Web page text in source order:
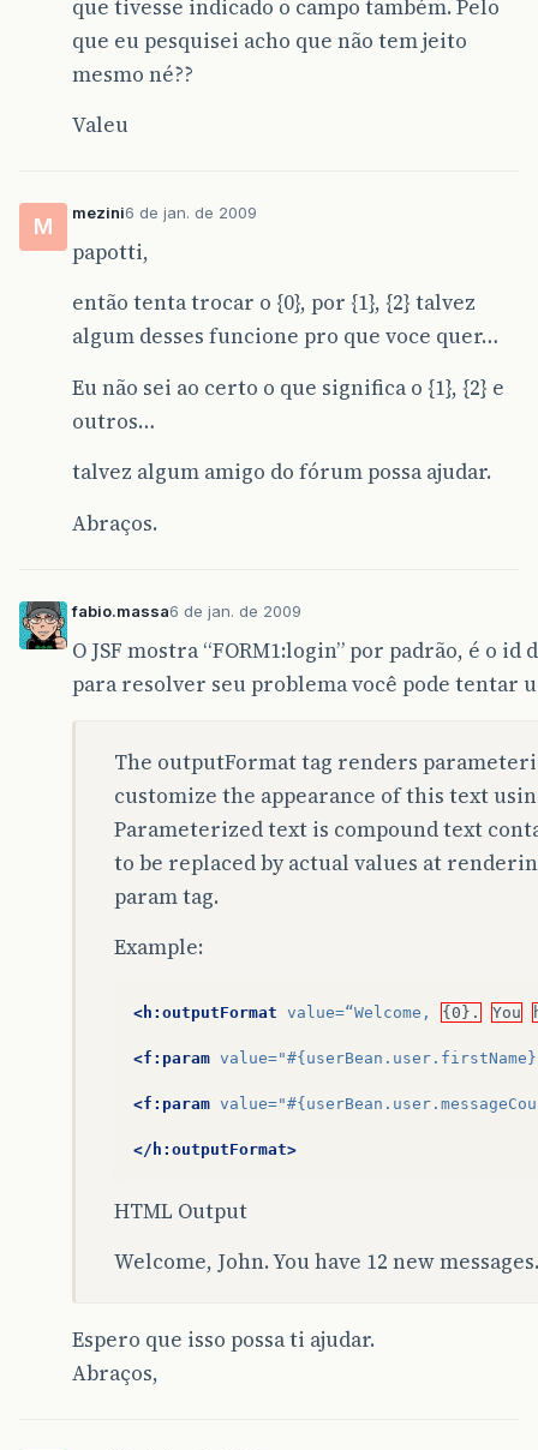
que tivesse indicado o campo também. Pelo
que eu pesquisei acho que não tem jeito
mesmo né??
Valeu
M
mezini6 de jan. de 2009
papotti,
então tenta trocar o {0}, por {1}, {2} talvez
algum desses funcione pro que voce quer…
Eu não sei ao certo o que significa o {1}, {2} e
outros…
talvez algum amigo do fórum possa ajudar.
Abraços.
fabio.massa6 de jan. de 2009
O JSF mostra “FORM1:login” por padrão, é o
para resolver seu problema você pode tentar
The outputFormat tag renders
customize the appearance of this text
Parameterized text is compound text
to be replaced by actual values at
param tag.
Example:
<h:outputFormat value=“Welcome, {0}. You
<f:param value=
<f:param value=
</h:outputFormat>
HTML Output
Welcome, John. You have 12 new messages.
Espero que isso possa ti ajudar.
Abraços,